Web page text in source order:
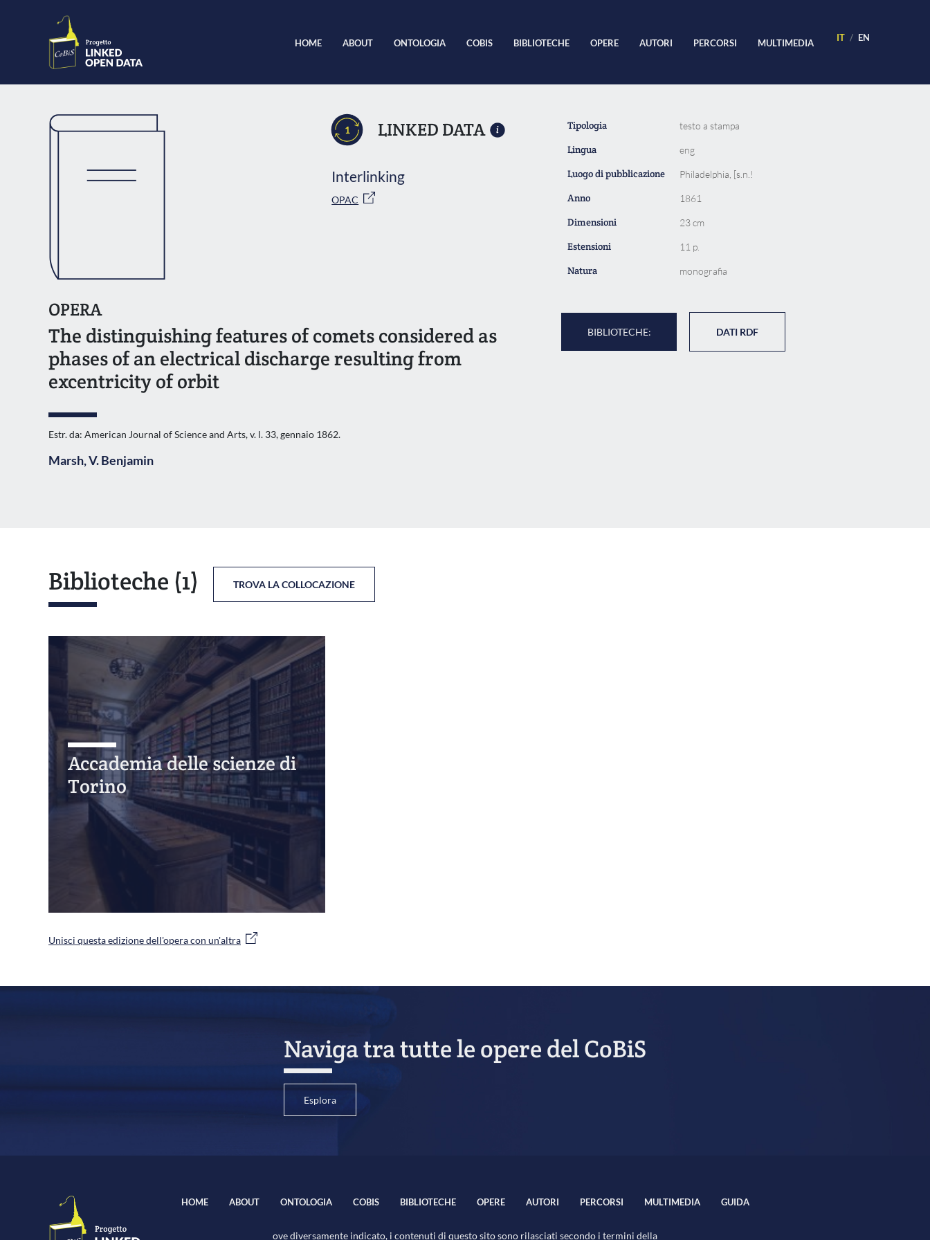
HOME ABOUT ONTOLOGIA COBIS BIBLIOTECHE OPERE AUTORI PERCORSI MULTIMEDIA IT EN
1 LINKED DATA
Interlinking
OPAC
OPERA
The distinguishing features of comets considered as
phases of an electrical discharge resulting from
excentricity of orbit
Estr. da: American Journal of Science and Arts, v. l. 33, gennaio 1862.
Marsh, V. Benjamin
Tipologia testo a stampa
Lingua eng
Luogo di pubblicazione Philadelphia, [s.n.!
Anno 1861
Dimensioni 23 cm
Estensioni 11 p.
Natura monografia
BIBLIOTECHE: DATI RDF
Biblioteche (1) TROVA LA COLLOCAZIONE
Accademia delle scienze di
Torino
Unisci questa edizione dell'opera con un'altra
Naviga tra tutte le opere del CoBiS
Esplora
HOME ABOUT ONTOLOGIA COBIS BIBLIOTECHE OPERE AUTORI PERCORSI MULTIMEDIA GUIDA
ove diversamente indicato, i contenuti di questo sito sono rilasciati secondo i termini della